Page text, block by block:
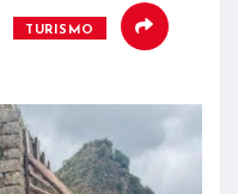
TURISMO